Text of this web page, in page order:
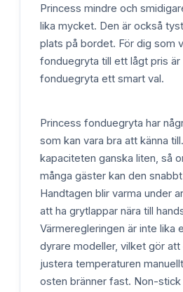
Princess mindre och
lika mycket. Den är också
plats på bordet. För dig som
fonduegryta till ett lågt pris är
fonduegryta ett smart val.
Princess fonduegryta har
som kan vara bra att känna
kapaciteten ganska liten, så
många gäster kan den
Handtagen blir varma under
att ha grytlappar nära till
Värmeregleringen är inte lika
dyrare modeller, vilket gör att
justera temperaturen
osten bränner fast. Non-stick